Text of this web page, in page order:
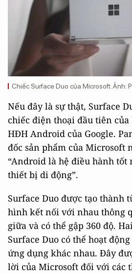
Chiếc Surface Duo của Microsoft. Ảnh:
Nếu đây là sự thật, Surface
chiếc điện thoại đầu tiên
HĐH Android của Google.
đốc sản phẩm của Microsoft
“Android là hệ điều hành tốt
thiết bị di động”.
Surface Duo được tạo thành
hình kết nối với nhau thông
giữa và có thể gập 360 độ.
Surface Duo có thể hoạt
ứng dụng khác nhau. Đây
lời của Microsoft đối với các